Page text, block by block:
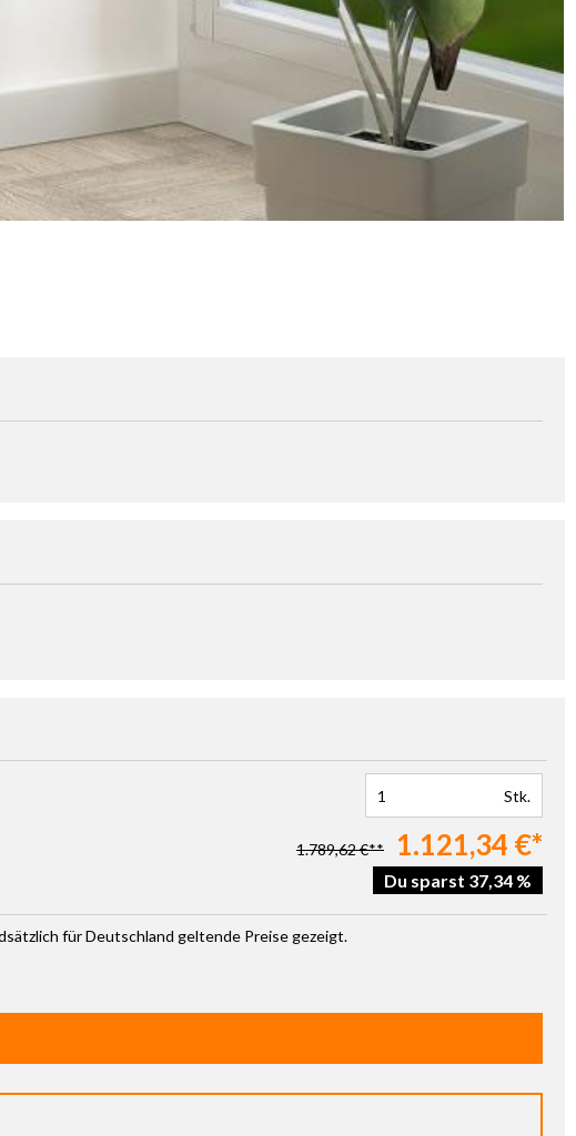
Stk.
1.789,62 €** 1.121,34 €*
Du sparst 37,34 %
für Deutschland geltende Preise gezeigt.